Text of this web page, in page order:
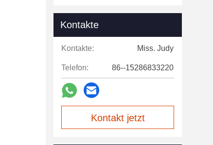
Kontakte
Kontakte: Miss. Judy
Telefon: 86--15286833220
Kontakt jetzt